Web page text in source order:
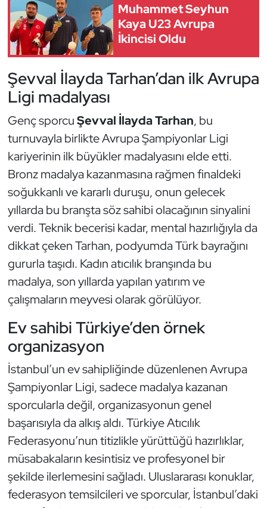
Muhammet Seyhun
Kaya U23 Avrupa
İkincisi Oldu
Şevval İlayda Tarhan’dan ilk Avrupa
Ligi madalyası
Genç sporcuŞevval İlayda Tarhan, bu
turnuvayla birlikte Avrupa Şampiyonlar Ligi
kariyerinin ilk büyükler madalyasını elde etti.
Bronz madalya kazanmasına rağmen finaldeki
soğukkanlı ve kararlı duruşu, onun gelecek
yıllarda bu branşta söz sahibi olacağının sinyalini
verdi. Teknik becerisi kadar, mental hazırlığıyla da
dikkat çeken Tarhan, podyumda Türk bayrağını
gururla taşıdı. Kadın atıcılık branşında bu
madalya, son yıllarda yapılan yatırım ve
çalışmaların meyvesi olarak görülüyor.
Ev sahibi Türkiye’den örnek
organizasyon
İstanbul’un ev sahipliğinde düzenlenen Avrupa
Şampiyonlar Ligi, sadece madalya kazanan
sporcularla değil, organizasyonun genel
başarısıyla da alkış aldı. Türkiye Atıcılık
Federasyonu’nun titizlikle yürüttüğü hazırlıklar,
müsabakaların kesintisiz ve profesyonel bir
şekilde ilerlemesini sağladı. Uluslararası konuklar,
federasyon temsilcileri ve sporcular, İstanbul’daki
Kick Boks
Kürek
Masa Tenisi
Modern Pentatlon
Motor Sporları
Muay Thai
Okçuluk
Optimist
Oryantiring
Özel Sporcular
Paralimpik
Ragbi
Satranç
Su Topu
Sualtı Sporları
Tekvando
Tenis